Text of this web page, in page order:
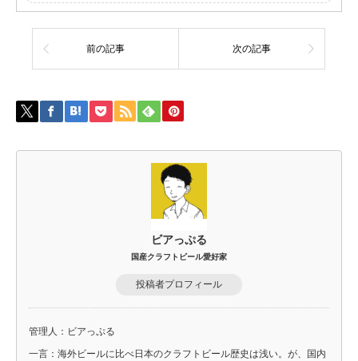
前の記事 次の記事
ビアっぷる
国産クラフトビール愛好家
投稿者プロフィール
管理人：ビアっぷる
一言：海外ビールに比べ日本のクラフトビール歴史は浅い。が、国内